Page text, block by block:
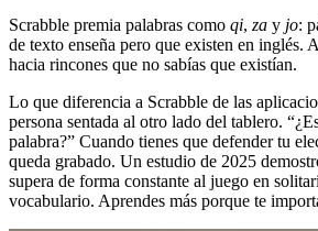
Scrabble premia palabras como qi, za y jo:
de texto enseña pero que existen en inglés.
hacia rincones que no sabías que existían.
Lo que diferencia a Scrabble de las
persona sentada al otro lado del tablero.
palabra?” Cuando tienes que defender tu
queda grabado. Un estudio de 2025
supera de forma constante al juego en
vocabulario. Aprendes más porque te